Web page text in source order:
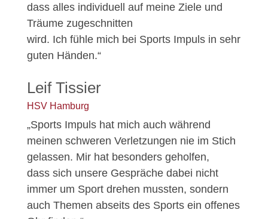
dass alles individuell auf meine Ziele und
Träume zugeschnitten
wird. Ich fühle mich bei Sports Impuls in sehr
guten Händen.“
Leif Tissier
HSV Hamburg
„Sports Impuls hat mich auch während
meinen schweren Verletzungen nie im Stich
gelassen. Mir hat besonders geholfen,
dass sich unsere Gespräche dabei nicht
immer um Sport drehen mussten, sondern
auch Themen abseits des Sports ein offenes